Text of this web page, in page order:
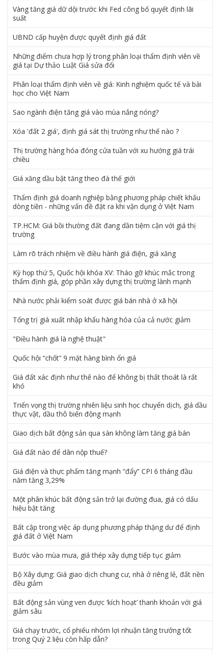
Vàng tăng giá dữ dội trước khi Fed công bố quyết định lãi
suất
UBND cấp huyện được quyết định giá đất
Những điểm chưa hợp lý trong phân loại thẩm định viên về
giá tại Dự thảo Luật Giá sửa đổi
Phân loại thẩm định viên về giá: Kinh nghiệm quốc tế và bài
học cho Việt Nam
Sao ngành điện tăng giá vào mùa nắng nóng?
Xóa 'đất 2 giá', định giá sát thị trường như thế nào ?
Thị trường hàng hóa đóng cửa tuần với xu hướng giá trái
chiều
Giá xăng dầu bật tăng theo đà thế giới
Thẩm định giá doanh nghiệp bằng phương pháp chiết khấu
dòng tiền - những vấn đề đặt ra khi vận dụng ở Việt Nam
TP.HCM: Giá bồi thường đất đang dần tiệm cận với giá thị
trường
Làm rõ trách nhiệm về điều hành giá điện, giá xăng
Kỳ họp thứ 5, Quốc hội khóa XV: Tháo gỡ khúc mắc trong
thẩm định giá, góp phần xây dựng thị trường lành mạnh
Nhà nước phải kiểm soát được giá bán nhà ở xã hội
Tổng trị giá xuất nhập khẩu hàng hóa của cả nước giảm
"Điều hành giá là nghệ thuật"
Quốc hội “chốt” 9 mặt hàng bình ổn giá
Giá đất xác định như thế nào để không bị thất thoát là rất
khó
Triển vọng thị trường nhiên liệu sinh học chuyển dịch, giá dầu
thực vật, dầu thô biến động mạnh
Giao dịch bất động sản qua sàn không làm tăng giá bán
Giá đất nào để dân nộp thuế?
Giá điện và thực phẩm tăng mạnh “đẩy” CPI 6 tháng đầu
năm tăng 3,29%
Một phân khúc bất động sản trở lại đường đua, giá có dấu
hiệu bật tăng
Bất cập trong việc áp dụng phương pháp thặng dư để định
giá đất ở Việt Nam
Bước vào mùa mưa, giá thép xây dựng tiếp tục giảm
Bộ Xây dựng: Giá giao dịch chung cư, nhà ở riêng lẻ, đất nền
đều giảm
Bất động sản vùng ven được ‘kích hoạt’ thanh khoản với giá
giảm sâu
Giá chạy trước, cổ phiếu nhóm lợi nhuận tăng trưởng tốt
trong Quý 2 liệu còn hấp dẫn?